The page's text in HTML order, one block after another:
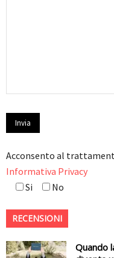
Acconsento al
Informativa Privacy
Si
No
RECENSIONI
Quando